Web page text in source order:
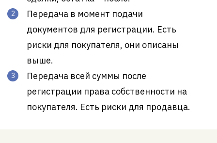
Передача в момент подачи
документов для регистрации. Есть
риски для покупателя, они описаны
выше.
Передача всей суммы после
регистрации права собственности на
покупателя. Есть риски для продавца.